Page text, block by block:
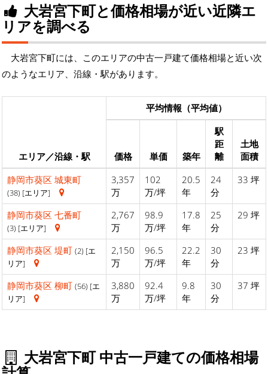
大岩宮下町と価格相場が近い近隣エ
リアを調べる
大岩宮下町には、このエリアの中古一戸建て価格相場と近い次
のようなエリア、沿線・駅があります。
エリア／沿線・駅
平均情報（平均値）
価格 単価 築年
駅
距
離
土地
面積
静岡市葵区 城東町
(38) [エリア]
3,357
万
102
万/坪
20.5
年
24
分
33 坪
静岡市葵区 七番町
(3) [エリア]
2,767
万
98.9
万/坪
17.8
年
25
分
29 坪
静岡市葵区 堤町 (2) [エ
リア]
2,150
万
96.5
万/坪
22.2
年
30
分
23 坪
静岡市葵区 柳町 (56) [エ
リア]
3,880
万
92.4
万/坪
9.8
年
30
分
37 坪
大岩宮下町 中古一戸建ての価格相場